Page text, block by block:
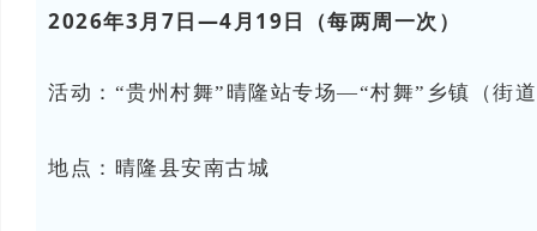
2026年3月7日—4月19日（每两周一次）
活动：“贵州村舞”晴隆站专场—“村舞”乡镇（街
地点： 晴隆县安南古城